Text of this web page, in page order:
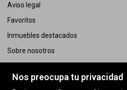
Nos preocupa tu privacidad
Aviso legal
Favoritos
Inmuebles destacados
Sobre nosotros
AICAT 12544